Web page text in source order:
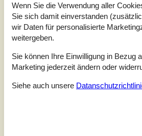
Zu Favoriten hinzufügen
Gemütliche
Sandstrand auf Reersø
Spovevej - Reersø Nordstrand - 4281
5 Personen
Wenn Sie die Verwendung aller
Sie sich damit einverstanden
wir Daten für personalisierte
weitergeben.
Sie können Ihre Einwilligung in Bezug
Marketing jederzeit ändern oder
Siehe auch unsere